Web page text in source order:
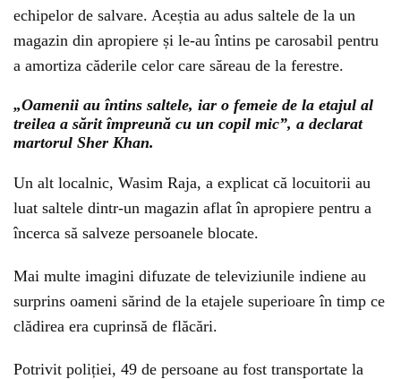
echipelor de salvare. Aceștia au adus saltele de la un
magazin din apropiere și le-au întins pe carosabil pentru
a amortiza căderile celor care săreau de la ferestre.
„Oamenii au întins saltele, iar o femeie de la etajul al
treilea a sărit împreună cu un copil mic”, a declarat
martorul Sher Khan.
Un alt localnic, Wasim Raja, a explicat că locuitorii au
luat saltele dintr-un magazin aflat în apropiere pentru a
încerca să salveze persoanele blocate.
Mai multe imagini difuzate de televiziunile indiene au
surprins oameni sărind de la etajele superioare în timp ce
clădirea era cuprinsă de flăcări.
Potrivit poliției, 49 de persoane au fost transportate la